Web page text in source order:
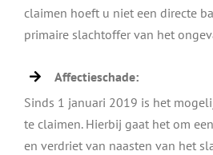
claimen hoeft u niet een directe
primaire slachtoffer van het
Affectieschade:
Sinds 1 januari 2019 is het
te claimen. Hierbij gaat het om
en verdriet van naasten van het